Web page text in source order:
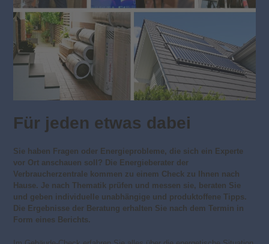
Für jeden etwas dabei
Sie haben Fragen oder Energieprobleme, die sich ein Experte
vor Ort anschauen soll? Die Energieberater der
Verbraucherzentrale kommen zu einem Check zu Ihnen nach
Hause. Je nach Thematik prüfen und messen sie, beraten Sie
und geben individuelle unabhängige und produktoffene Tipps.
Die Ergebnisse der Beratung erhalten Sie nach dem Termin in
Form eines Berichts.